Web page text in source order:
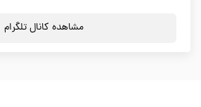
مشاهده کانال تلگرام